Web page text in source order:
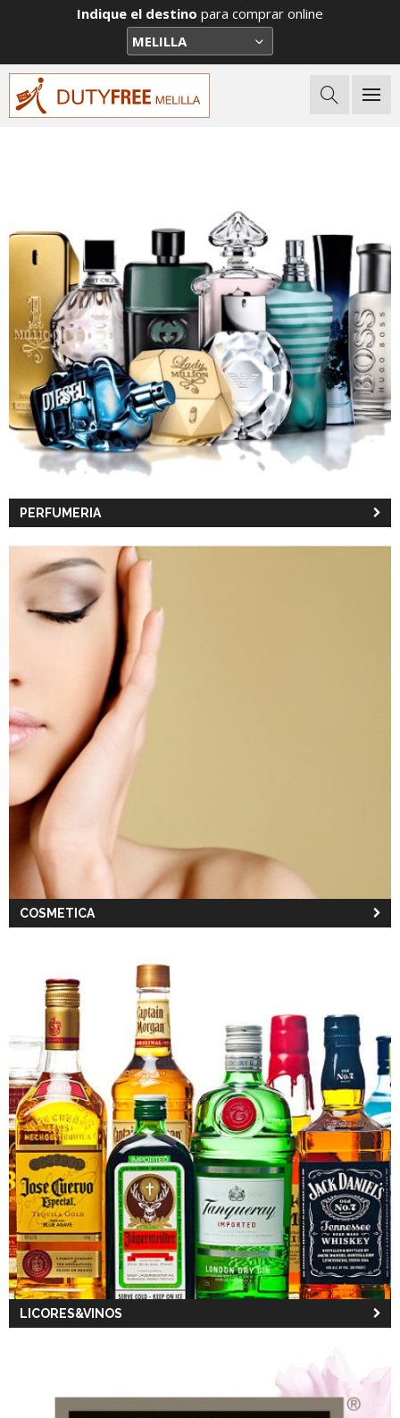
Indique el destino para comprar online
PERFUMERIA
COSMETICA
LICORES&VINOS